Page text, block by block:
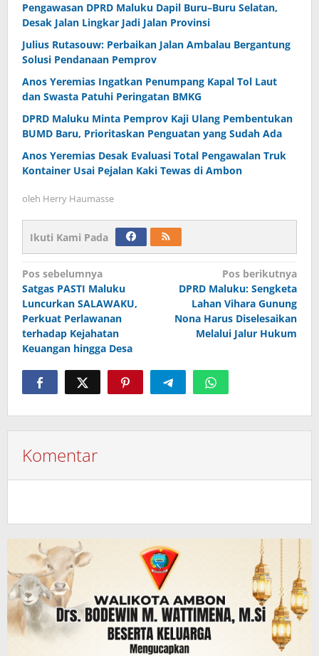
Pengawasan DPRD Maluku Dapil Buru–Buru Selatan,
Desak Jalan Lingkar Jadi Jalan Provinsi
Julius Rutasouw: Perbaikan Jalan Ambalau Bergantung
Solusi Pendanaan Pemprov
Anos Yeremias Ingatkan Penumpang Kapal Tol Laut
dan Swasta Patuhi Peringatan BMKG
DPRD Maluku Minta Pemprov Kaji Ulang Pembentukan
BUMD Baru, Prioritaskan Penguatan yang Sudah Ada
Anos Yeremias Desak Evaluasi Total Pengawalan Truk
Kontainer Usai Pejalan Kaki Tewas di Ambon
oleh Herry Haumasse
Ikuti Kami Pada
Navigasi
pos
Pos sebelumnya
Satgas PASTI Maluku
Luncurkan SALAWAKU,
Perkuat Perlawanan
terhadap Kejahatan
Keuangan hingga Desa
Pos berikutnya
DPRD Maluku: Sengketa
Lahan Vihara Gunung
Nona Harus Diselesaikan
Melalui Jalur Hukum
Komentar